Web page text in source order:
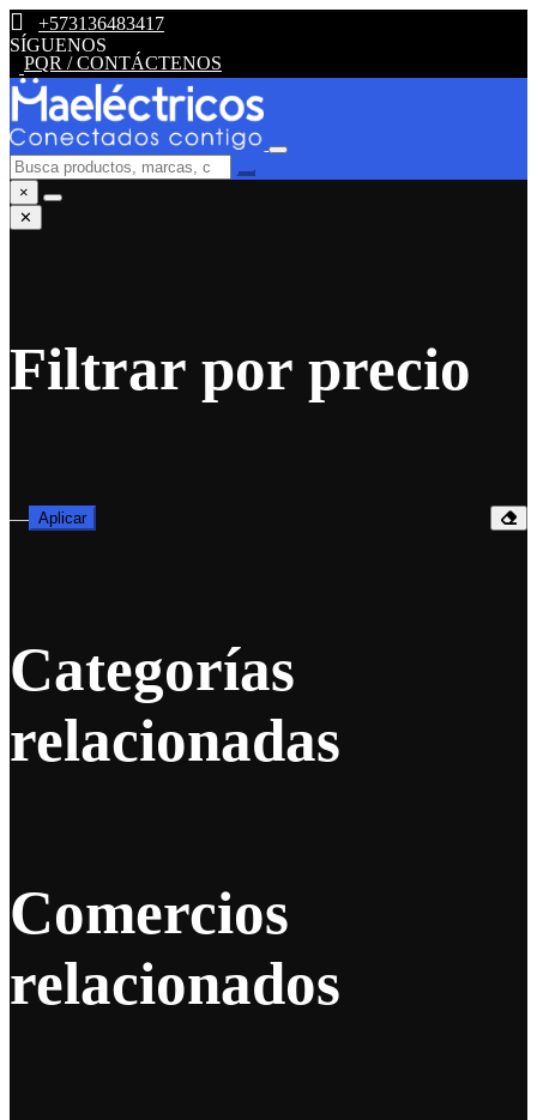
+573136483417
SÍGUENOS
PQR / CONTÁCTENOS
×
✕
Filtrar por precio
— Aplicar
Categorías
relacionadas
Comercios
relacionados